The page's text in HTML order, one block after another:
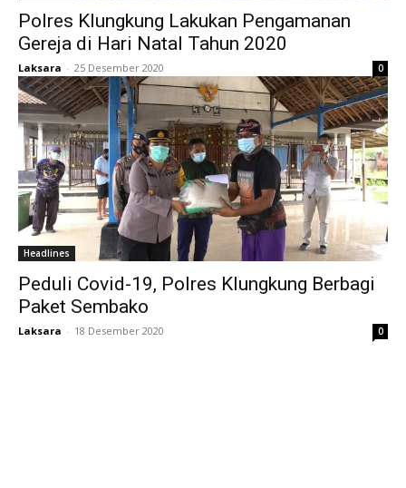
Polres Klungkung Lakukan Pengamanan
Gereja di Hari Natal Tahun 2020
Laksara - 25 Desember 2020 0
Headlines
Peduli Covid-19, Polres Klungkung Berbagi
Paket Sembako
Laksara - 18 Desember 2020 0